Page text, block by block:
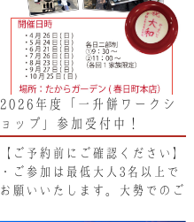
2026年度「一升餅ワークシ
ョップ」参加受付中！
【ご予約前にご確認ください】
・ご参加は最低大人3名以上で
お願いいたします。大勢でのご